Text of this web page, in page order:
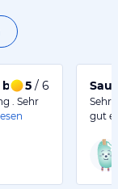
Lage
5 / 6
. Sehr
Sehr
gut